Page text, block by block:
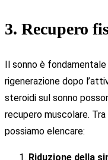
3. Recupero
Il sonno è
rigenerazione dopo
steroidi sul sonno
recupero muscolare.
possiamo elencare:
Riduzione della